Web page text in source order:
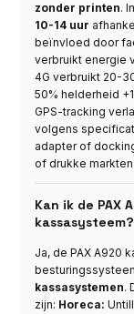
zonder printen.
10-14 uur
beïnvloed door
verbruikt energie
4G verbruikt 20-
50% helderheid
GPS-tracking
volgens
adapter of
of drukke
Kan ik de PAX
kassasysteem?
Ja, de PAX A920
kassasystemen.
zijn: Horeca: